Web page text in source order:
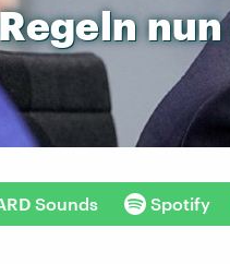
nun
Sounds Spotify